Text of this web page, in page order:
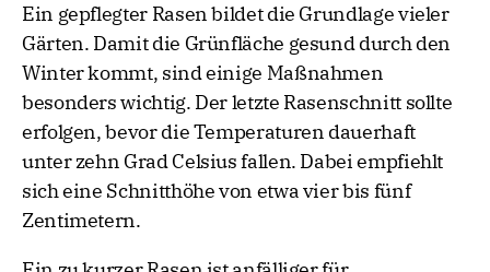
Ein gepflegter Rasen bildet die Grundlage vieler
Gärten. Damit die Grünfläche gesund durch den
Winter kommt, sind einige Maßnahmen
besonders wichtig. Der letzte Rasenschnitt sollte
erfolgen, bevor die Temperaturen dauerhaft
unter zehn Grad Celsius fallen. Dabei empfiehlt
sich eine Schnitthöhe von etwa vier bis fünf
Zentimetern.